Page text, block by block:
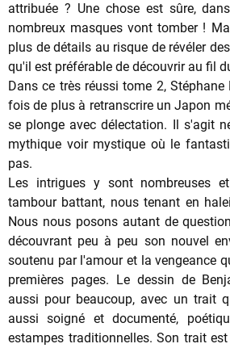
attribuée ? Une chose est sûre,
nombreux masques vont tomber !
plus de détails au risque de révéler
qu'il est préférable de découvrir au fil
Dans ce très réussi tome 2,
fois de plus à retranscrire un Japon
se plonge avec délectation. Il s'agit
mythique voir mystique où le
pas.
Les intrigues y sont nombreuses
tambour battant, nous tenant en
Nous nous posons autant de
découvrant peu à peu son nouvel
soutenu par l'amour et la vengeance
premières pages. Le dessin de
aussi pour beaucoup, avec un trait
aussi soigné et documenté,
estampes traditionnelles. Son trait